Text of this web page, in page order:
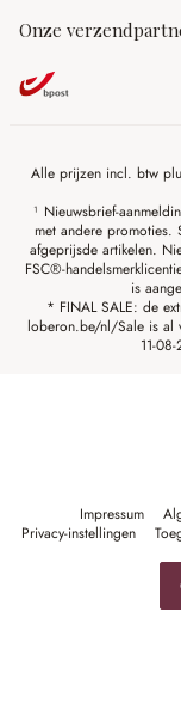
Onze
Alle prijzen incl. btw
¹ Nieuwsbrief-
met andere promoties.
afgeprijsde artikelen.
FSC®-
is
* FINAL SALE: de
loberon.be/nl/Sale is al
11-
Impressum
Privacy-instellingen